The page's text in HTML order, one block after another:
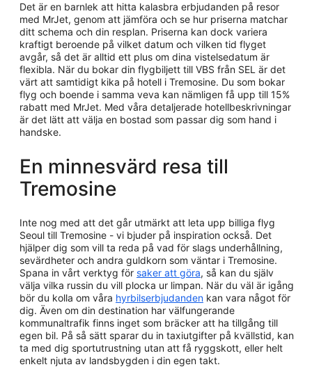
Det är en barnlek att hitta kalasbra erbjudanden på resor
med MrJet, genom att jämföra och se hur priserna matchar
ditt schema och din resplan. Priserna kan dock variera
kraftigt beroende på vilket datum och vilken tid flyget
avgår, så det är alltid ett plus om dina vistelsedatum är
flexibla. När du bokar din flygbiljett till VBS från SEL är det
värt att samtidigt kika på hotell i Tremosine. Du som bokar
flyg och boende i samma veva kan nämligen få upp till 15%
rabatt med MrJet. Med våra detaljerade hotellbeskrivningar
är det lätt att välja en bostad som passar dig som hand i
handske.
En minnesvärd resa till
Tremosine
Inte nog med att det går utmärkt att leta upp billiga flyg
Seoul till Tremosine - vi bjuder på inspiration också. Det
hjälper dig som vill ta reda på vad för slags underhållning,
sevärdheter och andra guldkorn som väntar i Tremosine.
Spana in vårt verktyg för saker att göra, så kan du själv
välja vilka russin du vill plocka ur limpan. När du väl är igång
bör du kolla om våra hyrbilserbjudanden kan vara något för
dig. Även om din destination har välfungerande
kommunaltrafik finns inget som bräcker att ha tillgång till
egen bil. På så sätt sparar du in taxiutgifter på kvällstid, kan
ta med dig sportutrustning utan att få ryggskott, eller helt
enkelt njuta av landsbygden i din egen takt.